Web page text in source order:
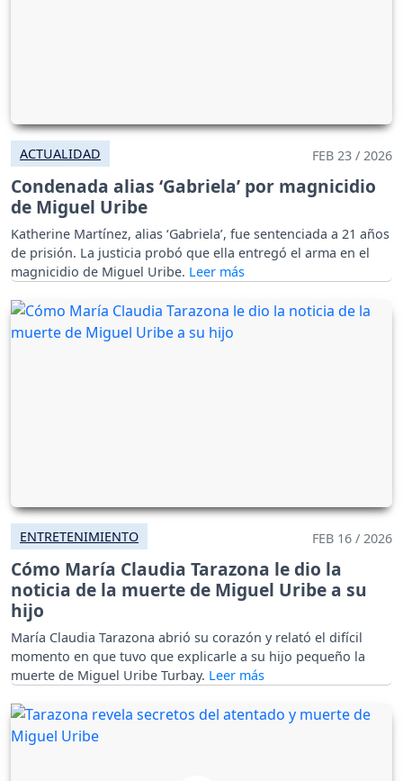
ACTUALIDAD FEB 23 / 2026
Condenada alias ‘Gabriela’ por magnicidio
de Miguel Uribe
Katherine Martínez, alias ‘Gabriela’, fue sentenciada a 21 años
de prisión. La justicia probó que ella entregó el arma en el
magnicidio de Miguel Uribe.
ENTRETENIMIENTO FEB 16 / 2026
Cómo María Claudia Tarazona le dio la
noticia de la muerte de Miguel Uribe a su
hijo
María Claudia Tarazona abrió su corazón y relató el difícil
momento en que tuvo que explicarle a su hijo pequeño la
muerte de Miguel Uribe Turbay.